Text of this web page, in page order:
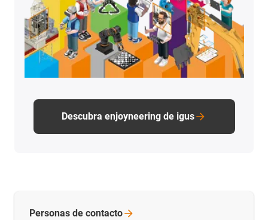
Descubra enjoyneering de igus
Personas de contacto